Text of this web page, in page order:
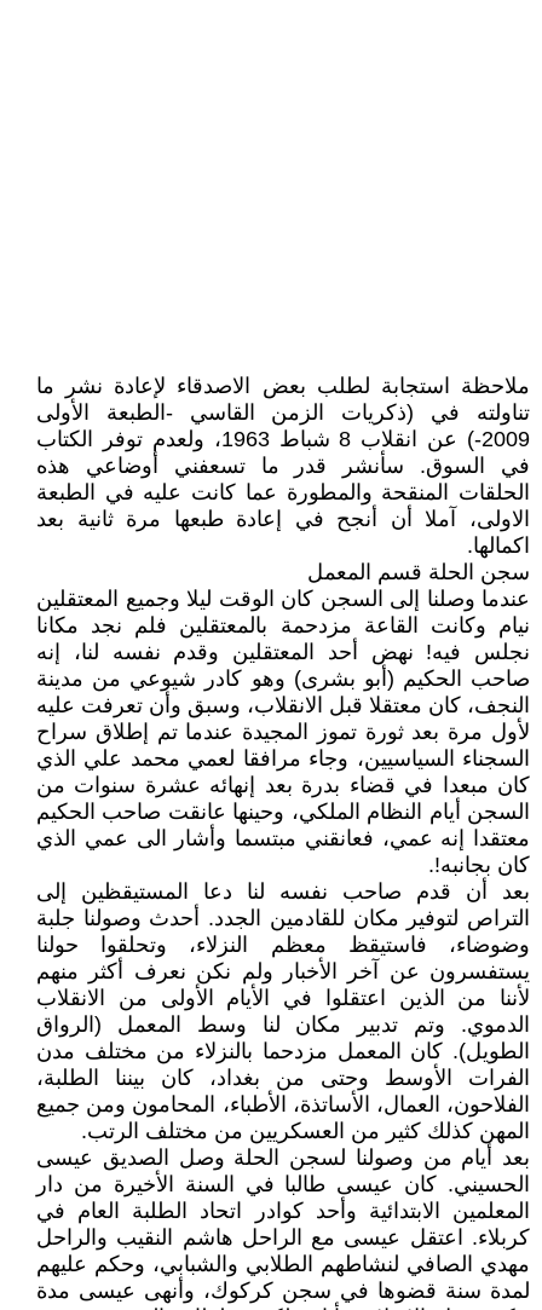
ملاحظة استجابة لطلب بعض الاصدقاء لإعادة نشر ما
تناولته في (ذكريات الزمن القاسي -الطبعة الأولى
2009-) عن انقلاب 8 شباط 1963، ولعدم توفر الكتاب
في السوق. سأنشر قدر ما تسعفني أوضاعي هذه
الحلقات المنقحة والمطورة عما كانت عليه في الطبعة
الاولى، آملا أن أنجح في إعادة طبعها مرة ثانية بعد
اكمالها.
سجن الحلة قسم المعمل
عندما وصلنا إلى السجن كان الوقت ليلا وجميع المعتقلين
نيام وكانت القاعة مزدحمة بالمعتقلين فلم نجد مكانا
نجلس فيه! نهض أحد المعتقلين وقدم نفسه لنا، إنه
صاحب الحكيم (أبو بشرى) وهو كادر شيوعي من مدينة
النجف، كان معتقلا قبل الانقلاب، وسبق وأن تعرفت عليه
لأول مرة بعد ثورة تموز المجيدة عندما تم إطلاق سراح
السجناء السياسيين، وجاء مرافقا لعمي محمد علي الذي
كان مبعدا في قضاء بدرة بعد إنهائه عشرة سنوات من
السجن أيام النظام الملكي، وحينها عانقت صاحب الحكيم
معتقدا إنه عمي، فعانقني مبتسما وأشار الى عمي الذي
كان بجانبه!.
بعد أن قدم صاحب نفسه لنا دعا المستيقظين إلى
التراص لتوفير مكان للقادمين الجدد. أحدث وصولنا جلبة
وضوضاء، فاستيقظ معظم النزلاء، وتحلقوا حولنا
يستفسرون عن آخر الأخبار ولم نكن نعرف أكثر منهم
لأننا من الذين اعتقلوا في الأيام الأولى من الانقلاب
الدموي. وتم تدبير مكان لنا وسط المعمل (الرواق
الطويل). كان المعمل مزدحما بالنزلاء من مختلف مدن
الفرات الأوسط وحتى من بغداد، كان بيننا الطلبة،
الفلاحون، العمال، الأساتذة، الأطباء، المحامون ومن جميع
المهن كذلك كثير من العسكريين من مختلف الرتب.
بعد أيام من وصولنا لسجن الحلة وصل الصديق عيسى
الحسيني. كان عيسى طالبا في السنة الأخيرة من دار
المعلمين الابتدائية وأحد كوادر اتحاد الطلبة العام في
كربلاء. اعتقل عيسى مع الراحل هاشم النقيب والراحل
مهدي الصافي لنشاطهم الطلابي والشبابي، وحكم عليهم
لمدة سنة قضوها في سجن كركوك، وأنهى عيسى مدة